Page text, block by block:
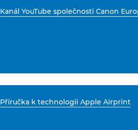
Kanál YouTube společnosti Canon
Příručka k technologii Apple Airprint